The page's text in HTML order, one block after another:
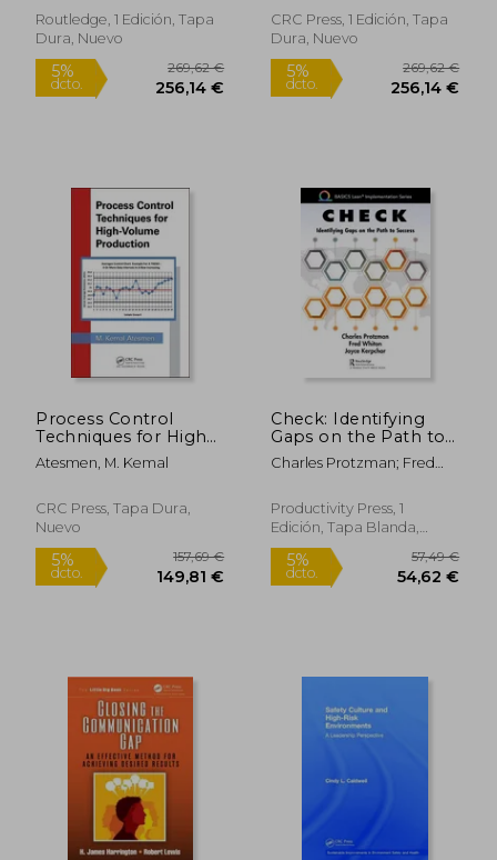
5%
dcto.
5%
dcto.
Routledge, 1 Edición, Tapa
Dura, Nuevo
Group on the Risks
to Society from
(en Inglés)
CRC Press, 1 Edición, Tapa
Dura, Nuevo
Process Control
Techniques for High-
Volume Production
(en Inglés)
Atesmen, M. Kemal
CRC Press, Tapa Dura,
Nuevo
Check: Identifying
Gaps on the Path to
Success (Basics
Lean®
Inglés)
Charles Protzman; Fred
Productivity Press, 1
Edición, Tapa Blanda,
Nuevo